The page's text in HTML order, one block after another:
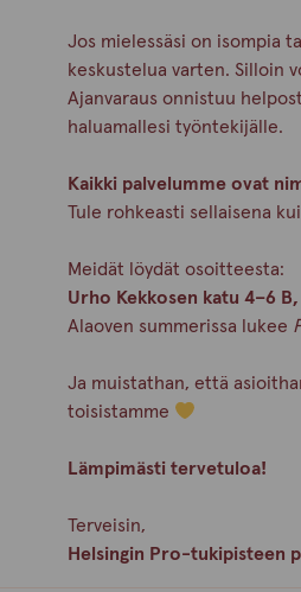
Jos mielessäsi on isompia
keskustelua varten. Silloin
Ajanvaraus onnistuu
haluamallesi työntekijälle.
Kaikki palvelumme ovat
Tule rohkeasti sellaisena
Meidät löydät osoitteesta:
Urho Kekkosen katu 4–6
Alaoven summerissa lukee
Ja muistathan, että
toisistamme
Lämpimästi tervetuloa!
Terveisin,
Helsingin Pro-tukipisteen